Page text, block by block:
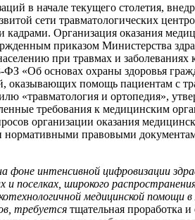
в начале текущего столетия,
сети травматологических
Организация оказания
приказом Министерства
при травмах и
«Об основах охраны здоровья
оказывающих помощь пациентам с
«травматология и ортопедия»,
требования к медицинским
организации оказания
правовыми
фоне интенсивной цифровизации
поселках, широкого
медицинской помощи в
требуется тщательная проработка